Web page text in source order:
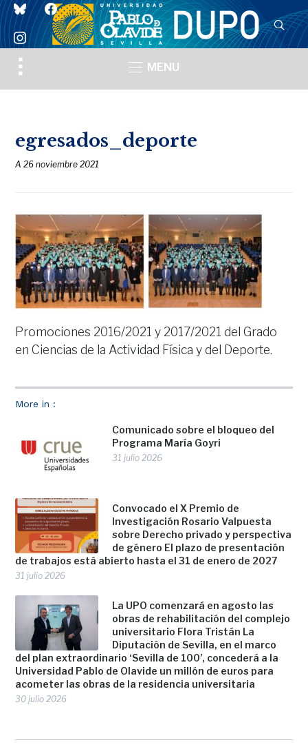
blueskyfacebook
instagram
Toggle
sidebar
MENU
egresados_deporte
A26 noviembre 2021
More in :
Comunicado sobre el bloqueo del
Programa María Goyri
31 julio 2026
Convocado el X Premio de
Investigación Rosario Valpuesta
sobre Derecho privado y perspectiva
de género El plazo de presentación
de trabajos está abierto hasta el 31 de enero de 2027
31 julio 2026
La UPO comenzará en agosto las
obras de rehabilitación del complejo
universitario Flora Tristán La
Diputación de Sevilla, en el marco
del plan extraordinario ‘Sevilla de 100’, concederá a la
Universidad Pablo de Olavide un millón de euros para
acometer las obras de la residencia universitaria
30 julio 2026
Promociones 2016/2021 y 2017/2021 del Grado
en Ciencias de la Actividad Física y del Deporte.